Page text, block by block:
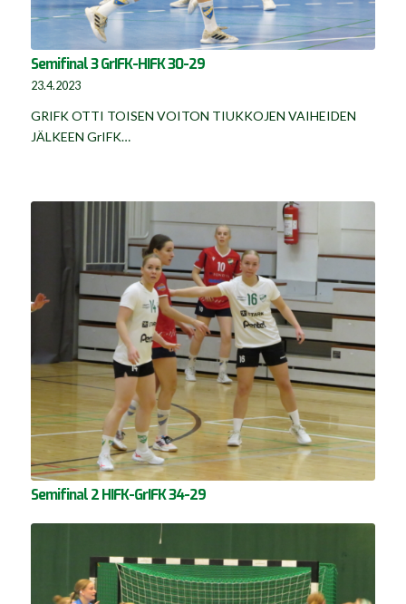
Semifinal 3 GrIFK-HIFK 30-29
23.4.2023
GRIFK OTTI TOISEN VOITON TIUKKOJEN VAIHEIDEN
JÄLKEEN GrIFK…
Semifinal 2 HIFK-GrIFK 34-29